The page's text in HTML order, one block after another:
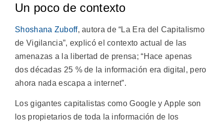
Un poco de contexto
Shoshana Zuboff, autora de “La Era del Capitalismo
de Vigilancia”, explicó el contexto actual de las
amenazas a la libertad de prensa; “Hace apenas
dos décadas 25 % de la información era digital, pero
ahora nada escapa a internet”.
Los gigantes capitalistas como Google y Apple son
los propietarios de toda la información de los